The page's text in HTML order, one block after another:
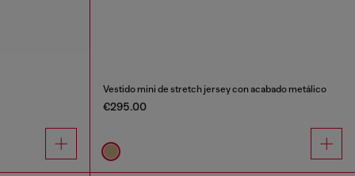
Vestido mini de stretch jersey con acabado metálico
€295.00